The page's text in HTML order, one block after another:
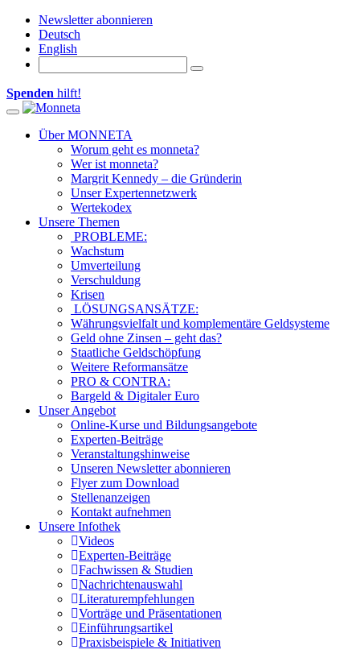
Newsletter abonnieren
Deutsch
English
Spenden hilft!
Toggle navigation
Über MONNETA
Worum geht es monneta?
Wer ist monneta?
Margrit Kennedy – die Gründerin
Unser Expertennetzwerk
Wertekodex
Unsere Themen
PROBLEME:
Wachstum
Umverteilung
Verschuldung
Krisen
LÖSUNGSANSÄTZE:
Währungsvielfalt und komplementäre Geldsysteme
Geld ohne Zinsen – geht das?
Staatliche Geldschöpfung
Weitere Reformansätze
PRO & CONTRA:
Bargeld & Digitaler Euro
Unser Angebot
Online-Kurse und Bildungsangebote
Experten-Beiträge
Veranstaltungshinweise
Unseren Newsletter abonnieren
Flyer zum Download
Stellenanzeigen
Kontakt aufnehmen
Unsere Infothek
Videos
Experten-Beiträge
Fachwissen & Studien
Nachrichtenauswahl
Literaturempfehlungen
Vorträge und Präsentationen
Einführungsartikel
Praxisbeispiele & Initiativen